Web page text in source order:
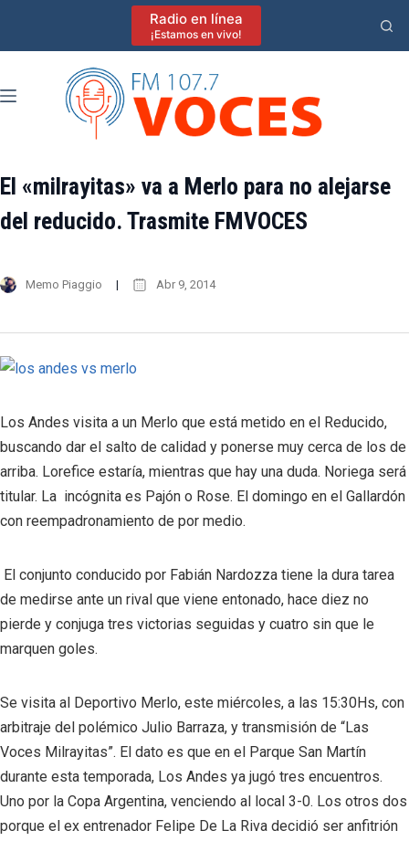
Radio en línea
¡Estamos en vivo!
El «milrayitas» va a Merlo para no alejarse
del reducido. Trasmite FMVOCES
Memo Piaggio Abr 9, 2014
Los Andes visita a un Merlo que está metido en el Reducido,
buscando dar el salto de calidad y ponerse muy cerca de los de
arriba. Lorefice estaría, mientras que hay una duda. Noriega será
titular. La incógnita es Pajón o Rose. El domingo en el Gallardón
con reempadronamiento de por medio.
El conjunto conducido por Fabián Nardozza tiene la dura tarea
de medirse ante un rival que viene entonado, hace diez no
pierde y conjuga tres victorias seguidas y cuatro sin que le
marquen goles.
Se visita al Deportivo Merlo, este miércoles, a las 15:30Hs, con
arbitraje del polémico Julio Barraza, y transmisión de “Las
Voces Milrayitas”. El dato es que en el Parque San Martín
durante esta temporada, Los Andes ya jugó tres encuentros.
Uno por la Copa Argentina, venciendo al local 3-0. Los otros dos
porque el ex entrenador Felipe De La Riva decidió ser anfitrión